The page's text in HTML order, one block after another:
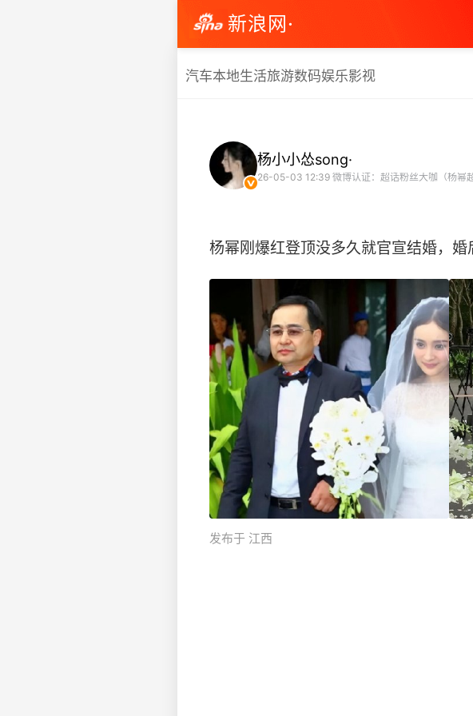
新浪网·
汽车本地生活旅游数码娱乐影视
杨小小怂song·
26-05-03 12:39 微博认证：超话粉丝大咖（杨幂
杨幂刚爆红登顶没多久就官宣结婚，
发布于 江西